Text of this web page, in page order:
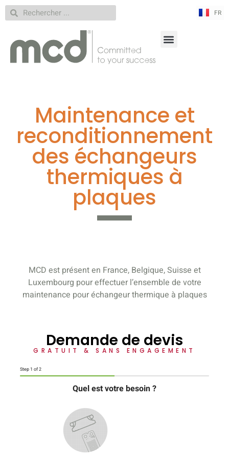
FR
RU
Maintenance et
reconditionnement
des échangeurs
thermiques à
plaques
MCD est présent en France, Belgique, Suisse et
Luxembourg pour effectuer l’ensemble de votre
maintenance pour échangeur thermique à plaques
Demande de devis
GRATUIT & SANS ENGAGEMENT
Step1 of 2
Quel est votre besoin ?